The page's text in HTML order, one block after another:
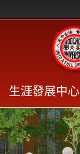
生涯發展中心